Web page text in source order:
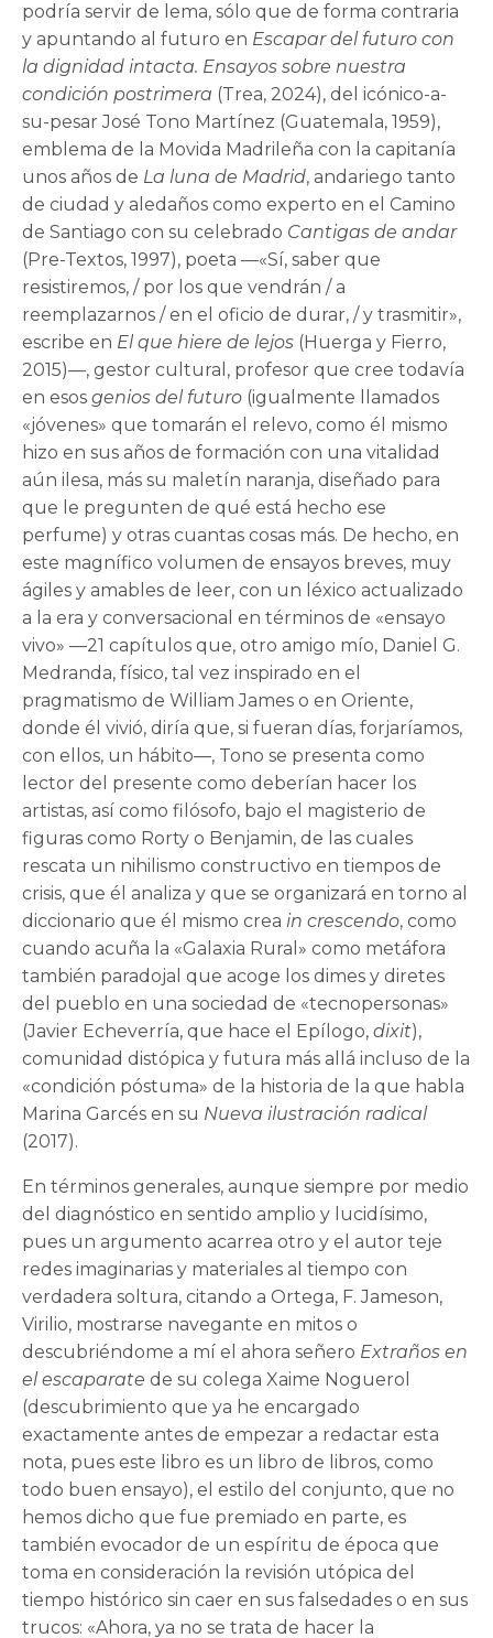
podría servir de lema, sólo que de forma contraria
y apuntando al futuro en Escapar del futuro con
la dignidad intacta. Ensayos sobre nuestra
condición postrimera (Trea, 2024), del icónico-a-
su-pesar José Tono Martínez (Guatemala, 1959),
emblema de la Movida Madrileña con la capitanía
unos años de La luna de Madrid, andariego tanto
de ciudad y aledaños como experto en el Camino
de Santiago con su celebrado Cantigas de andar
(Pre-Textos, 1997), poeta —«Sí, saber que
resistiremos, / por los que vendrán / a
reemplazarnos / en el oficio de durar, / y trasmitir»,
escribe en El que hiere de lejos (Huerga y Fierro,
2015)—, gestor cultural, profesor que cree todavía
en esosgenios del futuro (igualmente llamados
«jóvenes» que tomarán el relevo, como él mismo
hizo en sus años de formación con una vitalidad
aún ilesa, más su maletín naranja, diseñado para
que le pregunten de qué está hecho ese
perfume) y otras cuantas cosas más. De hecho, en
este magnífico volumen de ensayos breves, muy
ágiles y amables de leer, con un léxico actualizado
a la era y conversacional en términos de «ensayo
vivo» —21 capítulos que, otro amigo mío, Daniel G.
Medranda, físico, tal vez inspirado en el
pragmatismo de William James o en Oriente,
donde él vivió, diría que, si fueran días, forjaríamos,
con ellos, un hábito—, Tono se presenta como
lector del presente como deberían hacer los
artistas, así como filósofo, bajo el magisterio de
figuras como Rorty o Benjamin, de las cuales
rescata un nihilismo constructivo en tiempos de
crisis, que él analiza y que se organizará en torno al
diccionario que él mismo creain crescendo, como
cuando acuña la «Galaxia Rural» como metáfora
también paradojal que acoge los dimes y diretes
del pueblo en una sociedad de «tecnopersonas»
(Javier Echeverría, que hace el Epílogo,dixit),
comunidad distópica y futura más allá incluso de la
«condición póstuma» de la historia de la que habla
Marina Garcés en su Nueva ilustración radical
(2017).
En términos generales, aunque siempre por medio
del diagnóstico en sentido amplio y lucidísimo,
pues un argumento acarrea otro y el autor teje
redes imaginarias y materiales al tiempo con
verdadera soltura, citando a Ortega, F. Jameson,
Virilio, mostrarse navegante en mitos o
descubriéndome a mí el ahora señero Extraños en
el escaparate de su colega Xaime Noguerol
(descubrimiento que ya he encargado
exactamente antes de empezar a redactar esta
nota, pues este libro es un libro de libros, como
todo buen ensayo), el estilo del conjunto, que no
hemos dicho que fue premiado en parte, es
también evocador de un espíritu de época que
toma en consideración la revisión utópica del
tiempo histórico sin caer en sus falsedades o en sus
trucos: «Ahora, ya no se trata de hacer la